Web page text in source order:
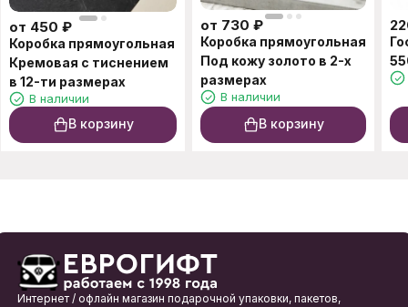
от 450 ₽
Коробка прямоугольная
Кремовая с тиснением
в 12-ти размерах
В наличии
В корзину
от 730 ₽
Коробка прямоугольная
Под кожу золото в 2-х
размерах
В наличии
В корзину
Интернет / офлайн магазин подарочной упаковки, пакетов,